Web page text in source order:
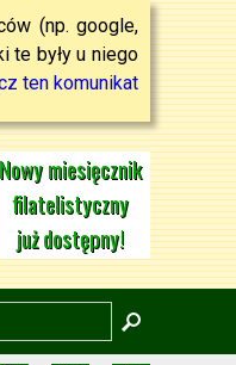
(np. google,
te były u niego
ten komunikat
Nowy miesięcznik
filatelistyczny
już dostępny!